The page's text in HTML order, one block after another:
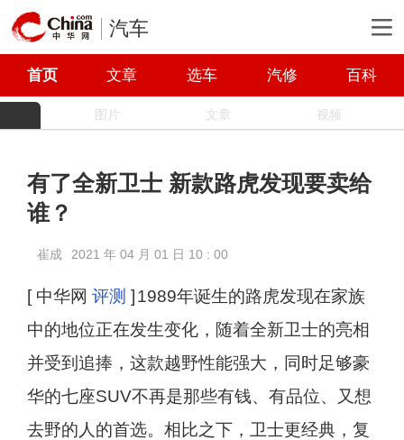
汽车
首页 文章 选车 汽修 百科
图片 文章 视频
有了全新卫士 新款路虎发现要卖给
谁？
崔成 2021 年 04 月 01 日 10 : 00
[ 中华网 评测 ] 1989年诞生的路虎发现在家族
中的地位正在发生变化，随着全新卫士的亮相
并受到追捧，这款越野性能强大，同时足够豪
华的七座SUV不再是那些有钱、有品位、又想
去野的人的首选。相比之下，卫士更经典，复